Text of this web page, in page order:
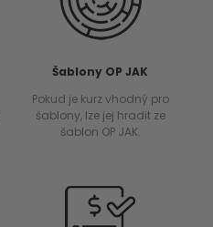
Šablony OP JAK
Pokud je kurz vhodný pro
šablony, lze jej hradit ze
šablon OP JAK.